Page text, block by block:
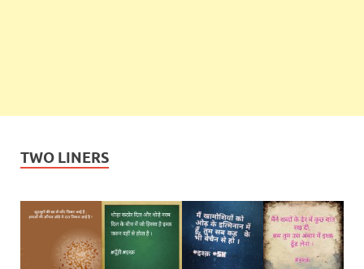
TWO LINERS